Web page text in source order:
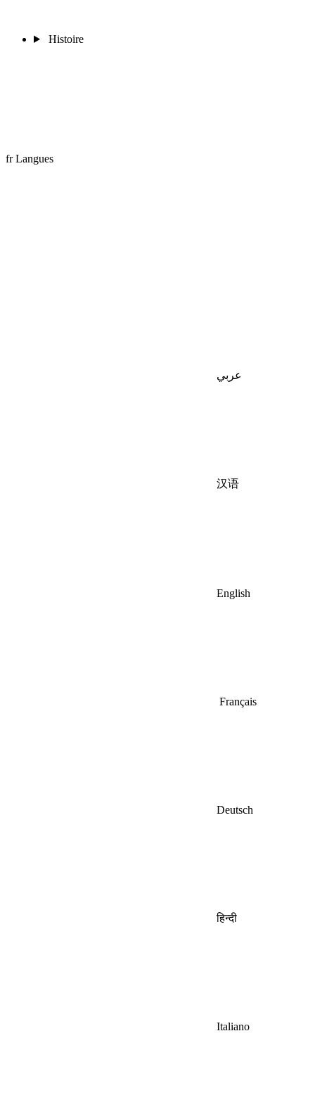
Histoire
fr Langues
عربي
汉语
English
Français
Deutsch
हिन्दी
Italiano